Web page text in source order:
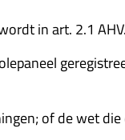
in art. 2.1 AHV.
of de wet